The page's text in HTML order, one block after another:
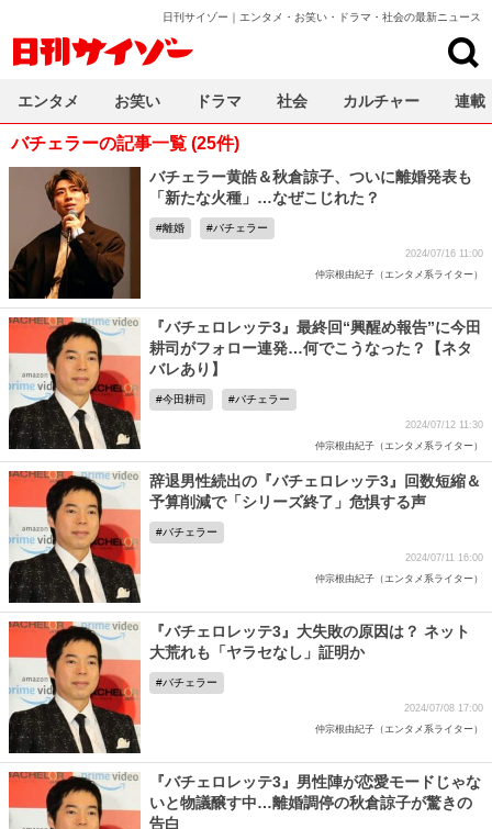
日刊サイゾー｜エンタメ・お笑い・ドラマ・社会の最新ニュース
バチェラーの記事一覧 (25件)
バチェラー黄皓＆秋倉諒子、ついに離婚発表も
「新たな火種」…なぜこじれた？
離婚 バチェラー
2024/07/16 11:00
仲宗根由紀子（エンタメ系ライター）
『バチェロレッテ3』最終回“興醒め報告”に今田
耕司がフォロー連発…何でこうなった？【ネタ
バレあり】
今田耕司 バチェラー
2024/07/12 11:30
仲宗根由紀子（エンタメ系ライター）
辞退男性続出の『バチェロレッテ3』回数短縮＆
予算削減で「シリーズ終了」危惧する声
バチェラー
2024/07/11 16:00
仲宗根由紀子（エンタメ系ライター）
『バチェロレッテ3』大失敗の原因は？ ネット
大荒れも「ヤラセなし」証明か
バチェラー
2024/07/08 17:00
仲宗根由紀子（エンタメ系ライター）
『バチェロレッテ3』男性陣が恋愛モードじゃな
いと物議醸す中…離婚調停の秋倉諒子が驚きの
告白
エンタメ お笑い ドラマ 社会 カルチャー 連載